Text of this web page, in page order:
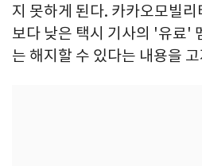
지 못하게 된다. 카카오모빌
보다 낮은 택시 기사의 '유료'
는 해지할 수 있다는 내용을